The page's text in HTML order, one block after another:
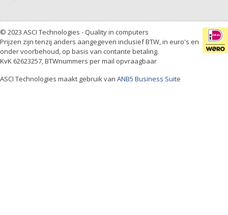
© 2023 ASCI Technologies - Quality in computers
Prijzen zijn tenzij anders aangegeven inclusief BTW, in euro's en
onder voorbehoud, op basis van contante betaling.
KvK 62623257, BTWnummers per mail opvraagbaar
ASCI Technologies maakt gebruik van ANB5 Business Suite